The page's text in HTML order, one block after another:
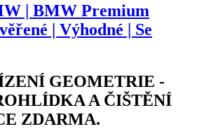
| BMW Premium
| Výhodné | Se
GEOMETRIE -
A ČIŠTĚNÍ
ZDARMA.